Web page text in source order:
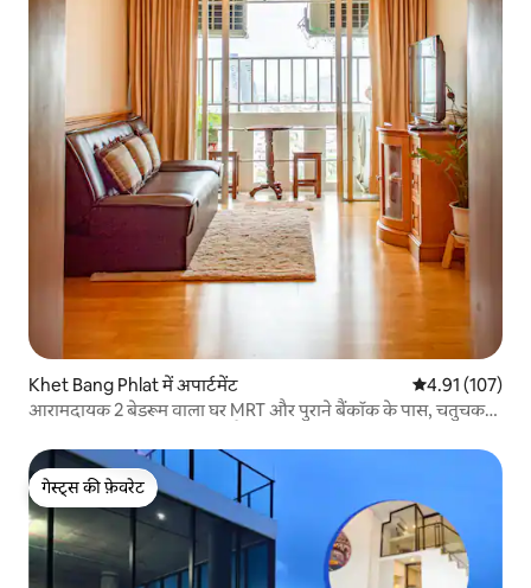
Khet Bang Phlat में अपार्टमेंट औसत रेटिंग 5 में से
4.91 (107)
आरामदायक 2 बेडरूम वाला घर MRT और पुराने बैंकॉक के पास, चतुचक
गेस्ट्स की फ़ेवरेट
गेस्ट्स की फ़ेवरेट